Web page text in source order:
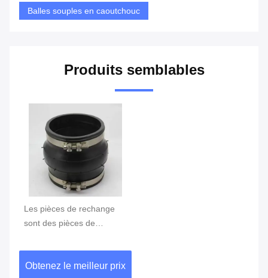
Balles souples en caoutchouc
Produits semblables
Les pièces de rechange
sont des pièces de
des pièces de rechange.
Obtenez le meilleur prix